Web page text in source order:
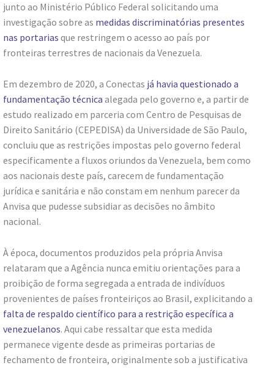
junto ao Ministério Público Federal solicitando uma
investigação sobre as medidas discriminatórias presentes
nas portarias que restringem o acesso ao país por
fronteiras terrestres de nacionais da Venezuela.
Em dezembro de 2020, a Conectas já havia questionado a
fundamentação técnica alegada pelo governo e, a partir de
estudo realizado em parceria com Centro de Pesquisas de
Direito Sanitário (CEPEDISA) da Universidade de São Paulo,
concluiu que as restrições impostas pelo governo federal
especificamente a fluxos oriundos da Venezuela, bem como
aos nacionais deste país, carecem de fundamentação
jurídica e sanitária e não constam em nenhum parecer da
Anvisa que pudesse subsidiar as decisões no âmbito
nacional.
À época, documentos produzidos pela própria Anvisa
relataram que a Agência nunca emitiu orientações para a
proibição de forma segregada a entrada de indivíduos
provenientes de países fronteiriços ao Brasil, explicitando a
falta de respaldo científico para a restrição específica a
venezuelanos. Aqui cabe ressaltar que esta medida
permanece vigente desde as primeiras portarias de
fechamento de fronteira, originalmente sob a justificativa